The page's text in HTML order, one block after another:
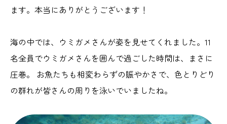
ます。本当にありがとうございます！
海の中では、ウミガメさんが姿を見せてくれました。11
名全員でウミガメさんを囲んで過ごした時間は、まさに
圧巻。 お魚たちも相変わらずの賑やかさで、色とりどり
の群れが皆さんの周りを泳いでいましたね。